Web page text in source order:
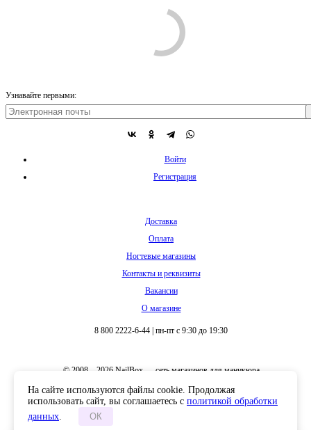
Узнавайте первыми:
Войти
Регистрация
Доставка
Оплата
Ногтевые магазины
Контакты и реквизиты
Вакансии
О магазине
8 800 2222-6-44 пн-пт с 9:30 до 19:30
© 2008 – 2026 NailBox — сеть магазинов для маникюра
На сайте используются файлы cookie. Продолжая
использовать сайт, вы соглашаетесь с политикой обработки
данных. ОК